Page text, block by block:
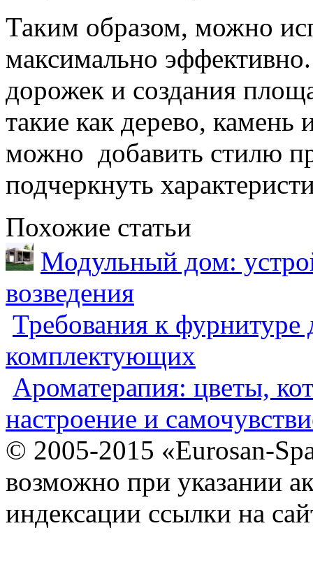
Таким образом, можно
максимально
дорожек и создания
такие как дерево, камень
можно добавить стилю
подчеркнуть
Похожие статьи
Модульный дом:
возведения
Требования к фурнитуре
комплектующих
Ароматерапия: цветы,
настроение и
© 2005-2015 «Eurosan-
возможно при указании
индексации ссылки на